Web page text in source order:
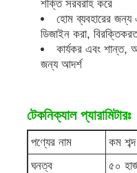
পোর্টেবল জেনারেটর সেট
শিল্প জেনারেটর সেট
ওপেন ফ্রেম জেনারেটর
শক্তি সরবরাহ করে
হোম ব্যবহারের জন্য
ডিজাইন করা,
কার্যকর এবং শান্ত,
জন্য আদর্শ
টেকনিক্যাল প্যারামিটারঃ
পণ্যের নাম
কম
ঘনত্ব
৫০